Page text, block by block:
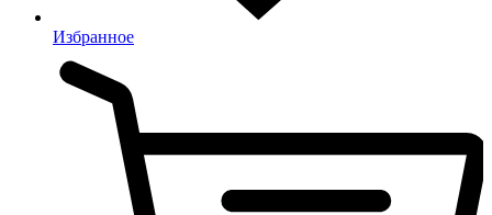
Избранное